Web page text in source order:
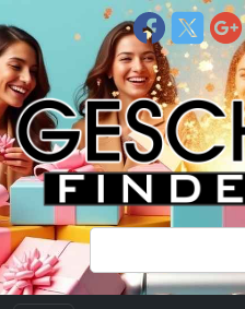
Suchen
nach: